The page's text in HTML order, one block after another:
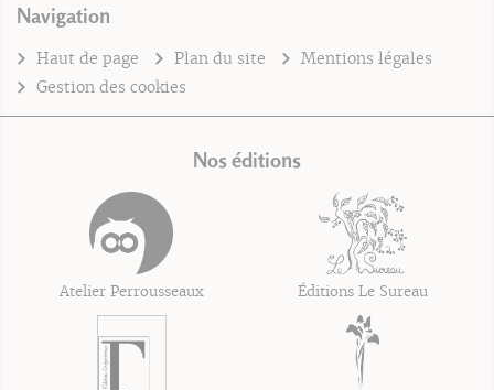
Navigation
Haut de page Plan du site
Mentions légales
Gestion des cookies
Nos éditions
Atelier Perrousseaux Éditions Le Sureau